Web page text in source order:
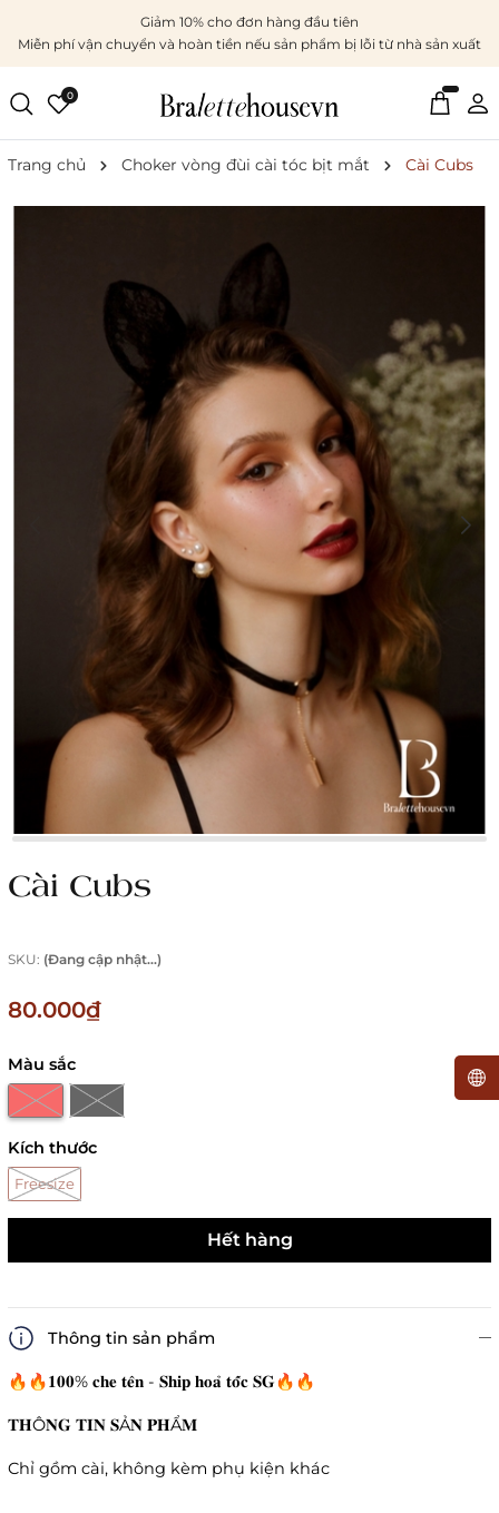
Giảm 10% cho đơn hàng đầu tiên
Miễn phí vận chuyển và hoàn tiền nếu sản phẩm bị lỗi từ nhà sản xuất
0
Trang chủ Choker vòng đùi cài tóc bịt mắt Cài Cubs
Cài Cubs
SKU: (Đang cập nhật...)
80.000₫
Màu sắc
Kích thước
Freesize
Hết hàng
Thông tin sản phẩm
🔥🔥𝟏𝟎𝟎% 𝐜𝐡𝐞 𝐭𝐞̂𝐧 - 𝐒𝐡𝐢𝐩 𝐡𝐨𝐚̉ 𝐭𝐨̂́𝐜 𝐒𝐆🔥🔥
𝐓𝐇Ô𝐍𝐆 𝐓𝐈𝐍 𝐒Ả𝐍 𝐏𝐇Ẩ𝐌
Chỉ gồm cài, không kèm phụ kiện khác